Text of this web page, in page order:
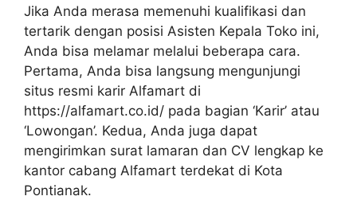
Jika Anda merasa memenuhi kualifikasi dan
tertarik dengan posisi Asisten Kepala Toko ini,
Anda bisa melamar melalui beberapa cara.
Pertama, Anda bisa langsung mengunjungi
situs resmi karir Alfamart di
https://alfamart.co.id/ pada bagian ‘Karir’ atau
‘Lowongan’. Kedua, Anda juga dapat
mengirimkan surat lamaran dan CV lengkap ke
kantor cabang Alfamart terdekat di Kota
Pontianak.